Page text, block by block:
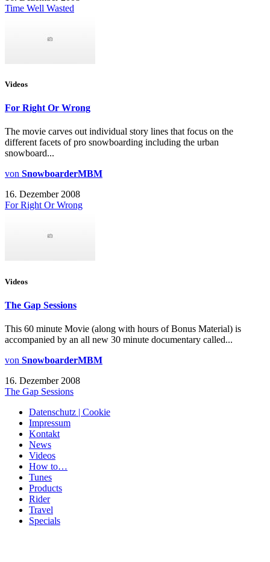
Time Well Wasted
Videos
For Right Or Wrong
The movie carves out individual story lines that focus on the
different facets of pro snowboarding including the urban
snowboard...
von SnowboarderMBM
16. Dezember 2008
For Right Or Wrong
Videos
The Gap Sessions
This 60 minute Movie (along with hours of Bonus Material) is
accompanied by an all new 30 minute documentary called...
von SnowboarderMBM
16. Dezember 2008
The Gap Sessions
Datenschutz | Cookie
Impressum
Kontakt
News
Videos
How to…
Tunes
Products
Rider
Travel
Specials